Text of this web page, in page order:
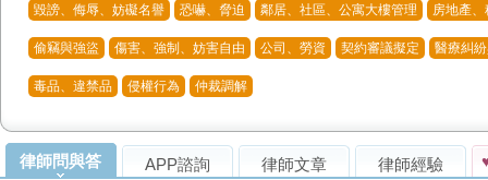
毀謗、侮辱、妨礙名譽 恐嚇、脅迫 鄰居、社區、公寓大樓管理 房地產、
偷竊與強盜 傷害、強制、妨害自由 公司、勞資 契約審議擬定 醫療糾
毒品、違禁品 侵權行為 仲裁調解
律師問與答 APP諮詢 律師文章 律師經驗